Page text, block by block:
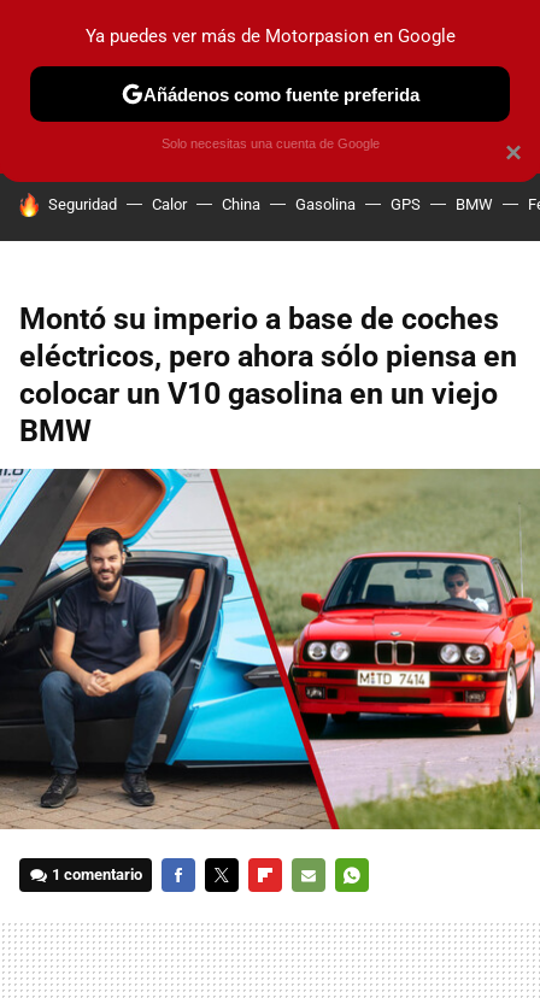
PRUEBAS COCHES ELÉCTRICOS OBSERVATORIO
HOY SE HABLA DE
Seguridad Calor China Gasolina GPS BMW
Montó su imperio a base de coches
eléctricos, pero ahora sólo piensa en
colocar un V10 gasolina en un viejo
BMW
1 comentario
MAIL
×
Ya puedes ver más de Motorpasion en Google
Añádenos como fuente preferida
Solo necesitas una cuenta de Google